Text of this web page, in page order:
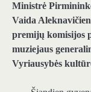
Ministrė
Vaida
premijų komisijos
muziejaus
Vyriausybės